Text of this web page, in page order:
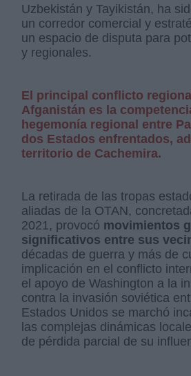
Uzbekistán y Tayikistán, ha
un corredor comercial y
un espacio de disputa para
y regionales.
El principal conflicto
Afganistán es la
hegemonía regional entre
dos Estados enfrentados,
territorio de Cachemira.
La retirada de las tropas
aliadas de la OTAN,
2021, provocó movimientos
significativos entre sus
décadas de guerra y más de
implicación en el conflicto
el apoyo de Washington a la
contra la invasión soviética
Estados Unidos se marchó
las complejas dinámicas
de pérdida parcial de su